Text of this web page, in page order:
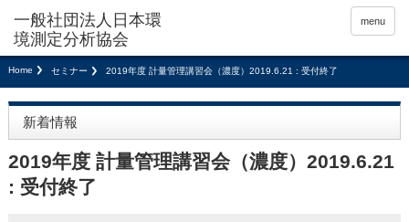
menu
Home セミナー 2019年度 計量管理講習会（濃度）2019.6.21 : 受付終了
新着情報
2019年度 計量管理講習会（濃度）2019.6.21
: 受付終了